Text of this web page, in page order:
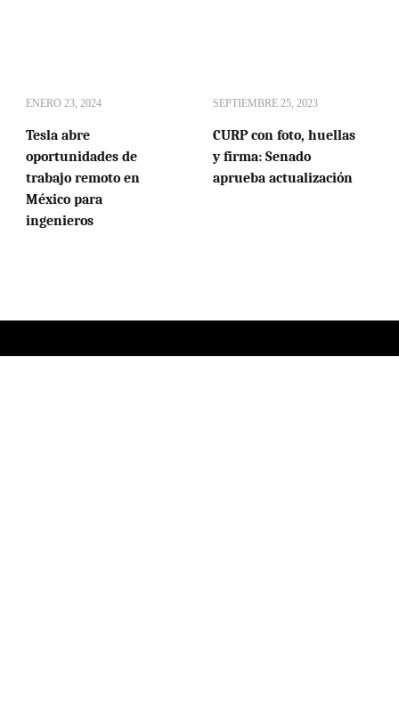
ENERO 23, 2024
Tesla abre
oportunidades de
trabajo remoto en
México para
ingenieros
SEPTIEMBRE 25, 2023
CURP con foto, huellas
y firma: Senado
aprueba actualización